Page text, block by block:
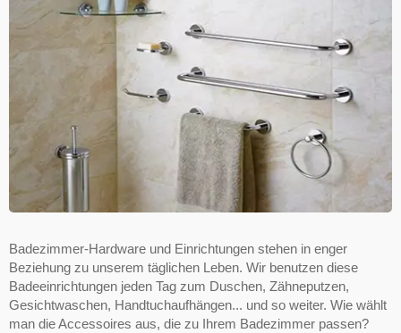
Badezimmer-Hardware und Einrichtungen stehen in enger
Beziehung zu unserem täglichen Leben. Wir benutzen diese
Badeeinrichtungen jeden Tag zum Duschen, Zähneputzen,
Gesichtwaschen, Handtuchaufhängen... und so weiter. Wie wählt
man die Accessoires aus, die zu Ihrem Badezimmer passen?